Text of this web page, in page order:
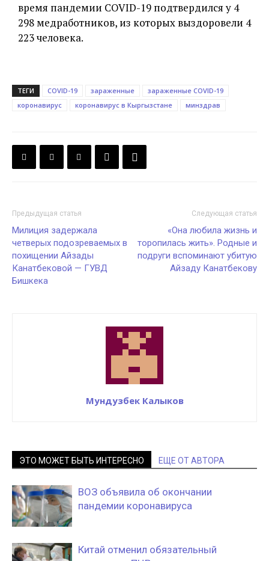
время пандемии COVID-19 подтвердился у 4
298 медработников, из которых выздоровели 4
223 человека.
ТЕГИ COVID-19 зараженные
зараженные COVID-19
коронавирус
коронавирус в Кыргызстане минздрав
Предыдущая статья
Милиция задержала
четверых подозреваемых в
похищении Айзады
Канатбековой — ГУВД
Бишкека
Следующая статья
«Она любила жизнь и
торопилась жить». Родные и
подруги вспоминают убитую
Айзаду Канатбекову
Мундузбек Калыков
ЭТО МОЖЕТ БЫТЬ ИНТЕРЕСНО ЕЩЕ ОТ АВТОРА
ВОЗ объявила об окончании
пандемии коронавируса
Китай отменил обязательный